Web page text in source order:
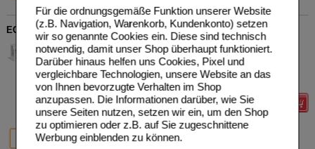
Für die ordnungsgemäße Funktion unserer Website
(z.B. Navigation, Warenkorb, Kundenkonto) setzen
wir so genannte Cookies ein. Diese sind technisch
notwendig, damit unser Shop überhaupt funktioniert.
Darüber hinaus helfen uns Cookies, Pixel und
vergleichbare Technologien, unsere Website an das
von Ihnen bevorzugte Verhalten im Shop
anzupassen. Die Informationen darüber, wie Sie
unsere Seiten nutzen, setzen wir ein, um den Shop
zu optimieren oder z.B. auf Sie zugeschnittene
Werbung einblenden zu können.
ECHINACEA-RATIOPHARM 100 mg Tabletten
ratiopharm GmbH
03921806
20 St Tabletten
UVP
Unser Preis*
Sie sparen 1,39 €
Details
20 St
20%
50 St
30%